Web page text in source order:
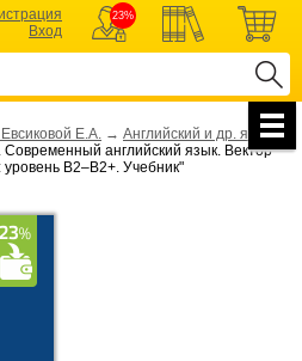
Вход
23%
Е.А. → Английский и др. языки
английский язык. Вектор
B2–B2+. Учебник"